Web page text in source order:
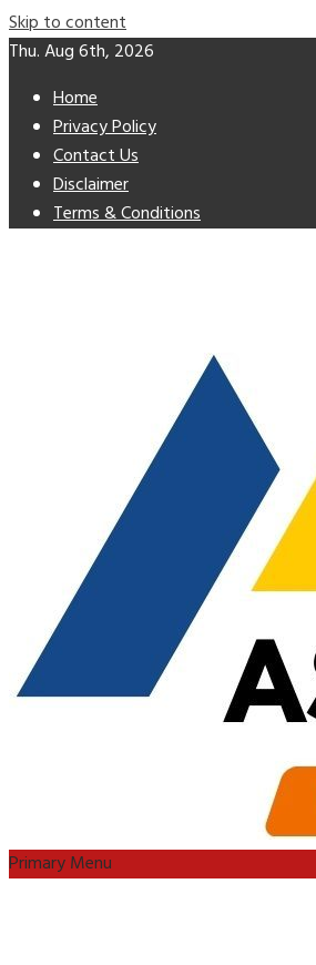
Skip to content
Thu. Aug 6th, 2026
Home
Privacy Policy
Contact Us
Disclaimer
Terms & Conditions
Primary Menu